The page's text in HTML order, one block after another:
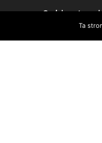
Godziny
7:30 do 15:30,
Ta